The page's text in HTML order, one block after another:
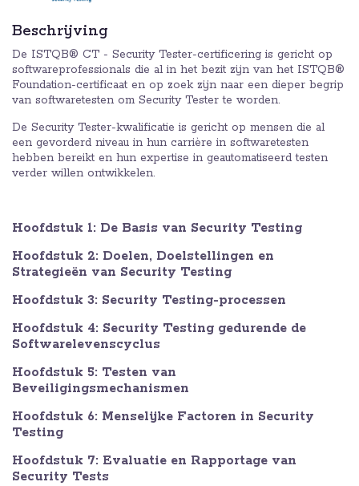
Beschrijving
De ISTQB® CT - Security Tester-certificering is gericht op
softwareprofessionals die al in het bezit zijn van het ISTQB®
Foundation-certificaat en op zoek zijn naar een dieper begrip
van softwaretesten om Security Tester te worden.
De Security Tester-kwalificatie is gericht op mensen die al
een gevorderd niveau in hun carrière in softwaretesten
hebben bereikt en hun expertise in geautomatiseerd testen
verder willen ontwikkelen.
Hoofdstuk 1: De Basis van Security Testing
Hoofdstuk 2: Doelen, Doelstellingen en
Strategieën van Security Testing
Hoofdstuk 3: Security Testing-processen
Hoofdstuk 4: Security Testing gedurende de
Softwarelevenscyclus
Hoofdstuk 5: Testen van
Beveiligingsmechanismen
Hoofdstuk 6: Menselijke Factoren in Security
Testing
Hoofdstuk 7: Evaluatie en Rapportage van
Security Tests